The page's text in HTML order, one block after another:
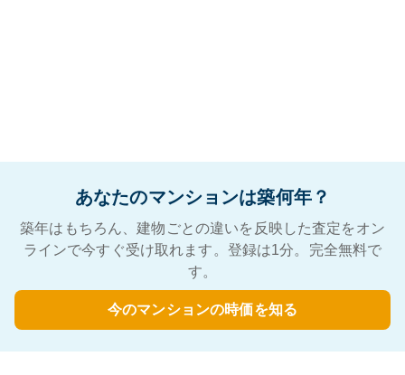
あなたのマンションは築何年？
築年はもちろん、建物ごとの違いを反映した査定をオン
ラインで今すぐ受け取れます。登録は1分。完全無料で
す。
今のマンションの時価を知る